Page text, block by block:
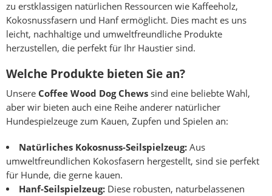
zu erstklassigen natürlichen Ressourcen wie Kaffeeholz,
Kokosnussfasern und Hanf ermöglicht. Dies macht es uns
leicht, nachhaltige und umweltfreundliche Produkte
herzustellen, die perfekt für Ihr Haustier sind.
Welche Produkte bieten Sie an?
Unsere Coffee Wood Dog Chews sind eine beliebte Wahl,
aber wir bieten auch eine Reihe anderer natürlicher
Hundespielzeuge zum Kauen, Zupfen und Spielen an:
Natürliches Kokosnuss-Seilspielzeug:Aus
umweltfreundlichen Kokosfasern hergestellt, sind sie perfekt
für Hunde, die gerne kauen.
Hanf-Seilspielzeug:Diese robusten, naturbelassenen